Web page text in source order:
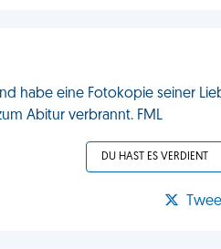
habe eine Fotokopie seiner
Abitur verbrannt. FML
DU HAST ES VERDIENT